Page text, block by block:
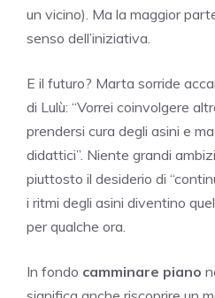
un vicino). Ma la maggior
senso dell’iniziativa.
E il futuro? Marta sorride
di Lulù: “Vorrei coinvolgere
prendersi cura degli asini e
didattici”. Niente grandi
piuttosto il desiderio di
i ritmi degli asini diventino
per qualche ora.
In fondo camminare piano